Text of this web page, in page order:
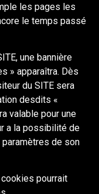
les pages les
le temps passé
une bannière
» apparaîtra. Dès
du SITE sera
desdits «
valable pour une
a la possibilité de
de son
pourrait